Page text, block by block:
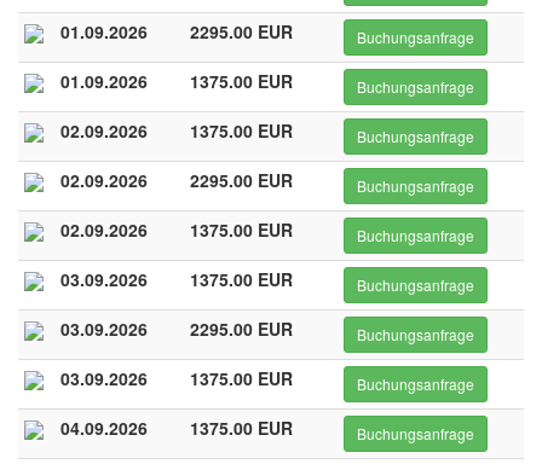
01.09.2026 2295.00 EUR Buchungsanfrage
01.09.2026 1375.00 EUR Buchungsanfrage
02.09.2026 1375.00 EUR Buchungsanfrage
02.09.2026 2295.00 EUR Buchungsanfrage
02.09.2026 1375.00 EUR Buchungsanfrage
03.09.2026 1375.00 EUR Buchungsanfrage
03.09.2026 2295.00 EUR Buchungsanfrage
03.09.2026 1375.00 EUR Buchungsanfrage
04.09.2026 1375.00 EUR Buchungsanfrage